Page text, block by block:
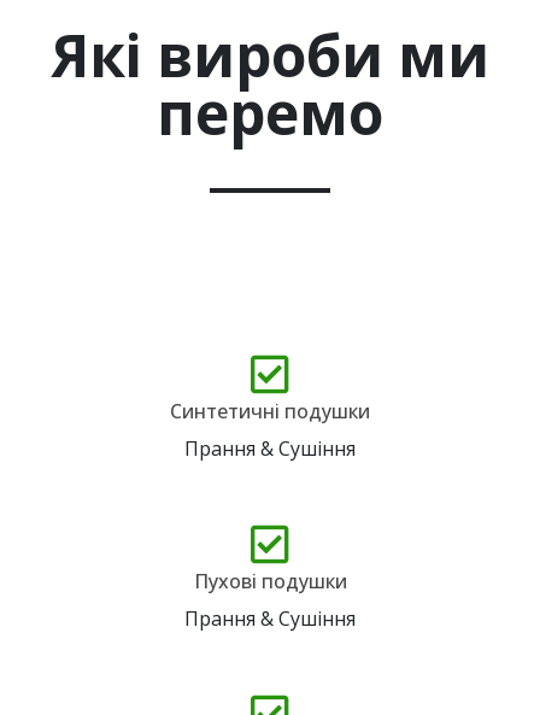
Які вироби ми
перемо
Синтетичні подушки
Прання & Сушіння
Пухові подушки
Прання & Сушіння